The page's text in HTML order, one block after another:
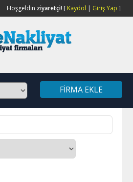
Hoşgeldin ziyaretçi![ Kaydol | Giriş Yap ]
FIRMA EKLE